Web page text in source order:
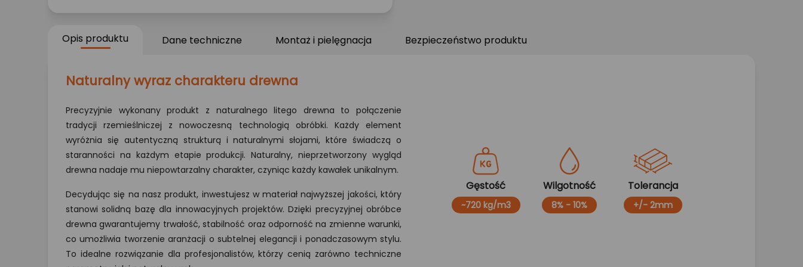
Opis produktu Dane techniczne Montaż i pielęgnacja Bezpieczeństwo produktu
Naturalny wyraz charakteru drewna
Precyzyjnie wykonany produkt z naturalnego litego drewna to połączenie
tradycji rzemieślniczej z nowoczesną technologią obróbki. Każdy element
wyróżnia się autentyczną strukturą i naturalnymi słojami, które świadczą o
staranności na każdym etapie produkcji. Naturalny, nieprzetworzony wygląd
drewna nadaje mu niepowtarzalny charakter, czyniąc każdy kawałek unikalnym.
Decydując się na nasz produkt, inwestujesz w materiał najwyższej jakości, który
stanowi solidną bazę dla innowacyjnych projektów. Dzięki precyzyjnej obróbce
drewna gwarantujemy trwałość, stabilność oraz odporność na zmienne warunki,
co umożliwia tworzenie aranżacji o subtelnej elegancji i ponadczasowym stylu.
To idealne rozwiązanie dla profesjonalistów, którzy cenią zarówno techniczne
Gęstość
~720 kg/m3
Wilgotność
8% - 10%
Tolerancja
+/- 2mm